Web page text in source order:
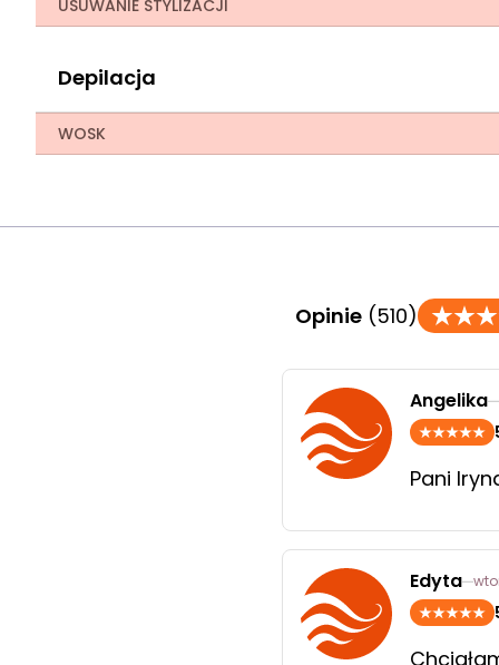
USUWANIE STYLIZACJI
Depilacja
WOSK
Opinie (510)
Angelika
Pani
Edyta